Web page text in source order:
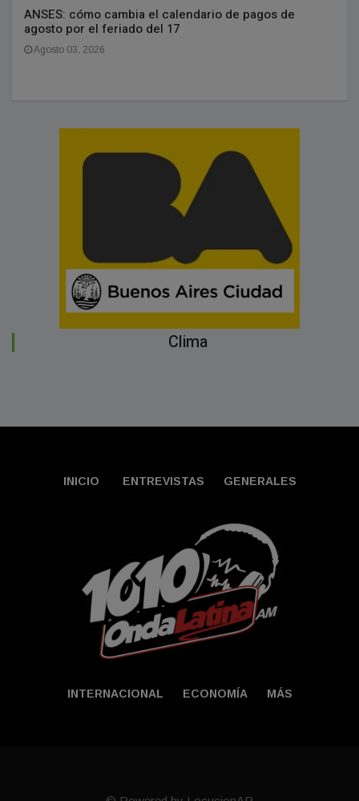
ANSES: cómo cambia el calendario de pagos de
agosto por el feriado del 17
Agosto 03, 2026
Clima
INICIO ENTREVISTAS GENERALES
INTERNACIONAL ECONOMÍA MÁS